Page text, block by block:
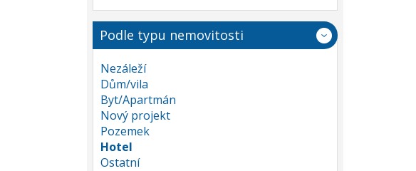
Podle typu nemovitosti
Nezáleží
Dům/vila
Byt/Apartmán
Nový projekt
Pozemek
Hotel
Ostatní